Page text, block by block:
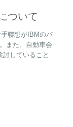
ついて
聯想がIBMのパ
また、自動車会
していること